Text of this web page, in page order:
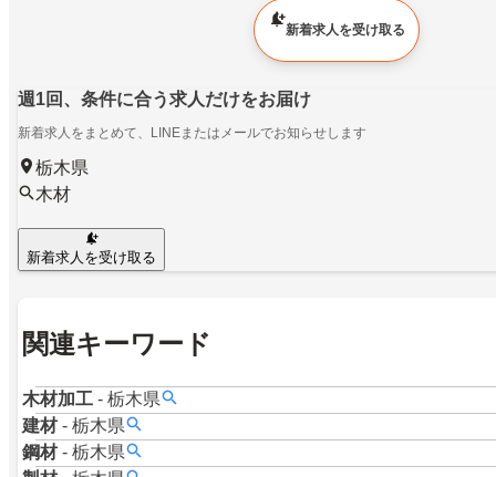
新着求人を受け取る
週1回、条件に合う求人だけをお届け
新着求人をまとめて、LINEまたはメールでお知らせします
栃木県
木材
新着求人を受け取る
関連キーワード
木材加工 - 栃木県
建材 - 栃木県
鋼材 - 栃木県